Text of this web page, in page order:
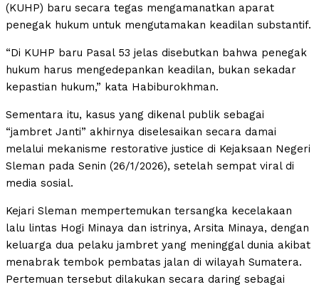
(KUHP) baru secara tegas mengamanatkan aparat
penegak hukum untuk mengutamakan keadilan substantif.
“Di KUHP baru Pasal 53 jelas disebutkan bahwa penegak
hukum harus mengedepankan keadilan, bukan sekadar
kepastian hukum,” kata Habiburokhman.
Sementara itu, kasus yang dikenal publik sebagai
“jambret Janti” akhirnya diselesaikan secara damai
melalui mekanisme restorative justice di Kejaksaan Negeri
Sleman pada Senin (26/1/2026), setelah sempat viral di
media sosial.
Kejari Sleman mempertemukan tersangka kecelakaan
lalu lintas Hogi Minaya dan istrinya, Arsita Minaya, dengan
keluarga dua pelaku jambret yang meninggal dunia akibat
menabrak tembok pembatas jalan di wilayah Sumatera.
Pertemuan tersebut dilakukan secara daring sebagai